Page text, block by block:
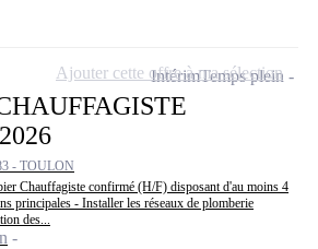
- TOULON
Chauffagiste confirmé (H/F) disposant d'au moins 4
principales - Installer les réseaux de plomberie
des...
IntérimTemps plein
Ajouter cette offre à ma sélection